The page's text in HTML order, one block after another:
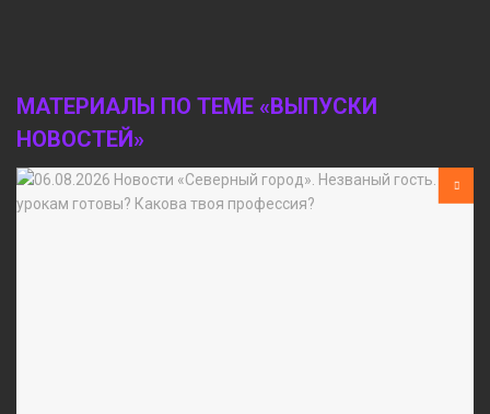
МАТЕРИАЛЫ ПО ТЕМЕ «ВЫПУСКИ
НОВОСТЕЙ»